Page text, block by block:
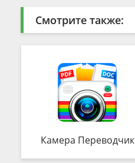
Смотрите также:
Камера Переводчик